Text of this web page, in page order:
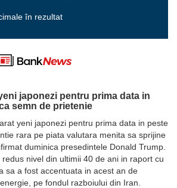
în rezultat
japonezi pentru prima data in
semn de prietenie
yeni japonezi pentru prima data in peste
rara pe piata valutara menita sa sprijine
duminica presedintele Donald Trump.
nivel din ultimii 40 de ani in raport cu
sa a fost accentuata in acest an de
pe fondul razboiului din Iran.